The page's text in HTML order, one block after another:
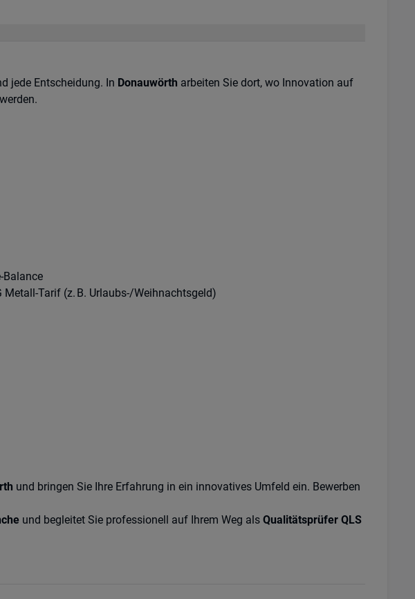
jede Entscheidung. In Donauwörth arbeiten Sie dort, wo Innovation auf
Balance
Tarif (z. B. Urlaubs-/Weihnachtsgeld)
und bringen Sie Ihre Erfahrung in ein innovatives Umfeld ein. Bewerben
und begleitet Sie professionell auf Ihrem Weg als Qualitätsprüfer QLS